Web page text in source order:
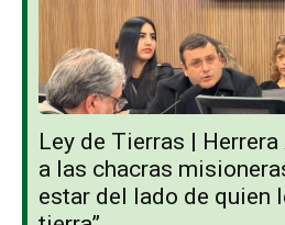
Ley de Tierras |
a las chacras
estar del lado de quien